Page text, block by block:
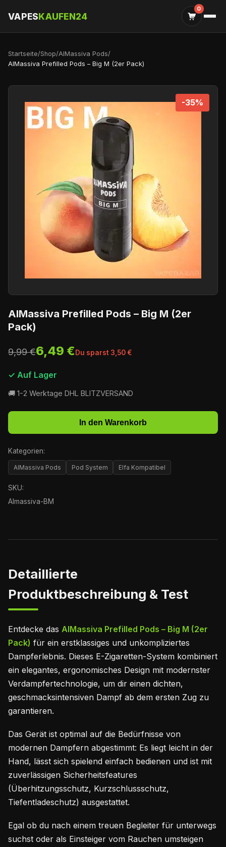
VAPESKAUFEN24
0
Startseite/Shop/AlMassiva Pods/
AlMassiva Prefilled Pods – Big M (2er Pack)
-35%
AlMassiva Prefilled Pods – Big M (2er
Pack)
9,99 €6,49 €Du sparst 3,50 €
✓ Auf Lager
🚚 1-2 Werktage DHL BLITZVERSAND
In den Warenkorb
Kategorien:
AlMassiva Pods Pod System Elfa Kompatibel
SKU:
Almassiva-BM
Detaillierte
Produktbeschreibung & Test
Entdecke das AlMassiva Prefilled Pods – Big M (2er
Pack) für ein erstklassiges und unkompliziertes
Dampferlebnis. Dieses E-Zigaretten-System kombiniert
ein elegantes, ergonomisches Design mit modernster
Verdampfertechnologie, um dir einen dichten,
geschmacksintensiven Dampf ab dem ersten Zug zu
garantieren.
Das Gerät ist optimal auf die Bedürfnisse von
modernen Dampfern abgestimmt: Es liegt leicht in der
Hand, lässt sich spielend einfach bedienen und ist mit
zuverlässigen Sicherheitsfeatures
(Überhitzungsschutz, Kurzschlussschutz,
Tiefentladeschutz) ausgestattet.
Egal ob du nach einem treuen Begleiter für unterwegs
suchst oder als Einsteiger vom Rauchen umsteigen